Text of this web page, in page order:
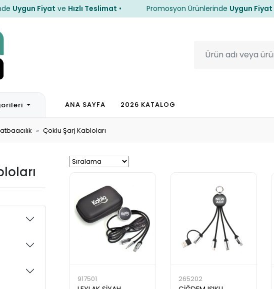
FiyatveHızlı Teslimat• Promosyon ÜrünlerindeUygun Fiyatve
ANA SAYFA 2026 KATALOG
Çoklu Şarj Kabloları
917501 265202